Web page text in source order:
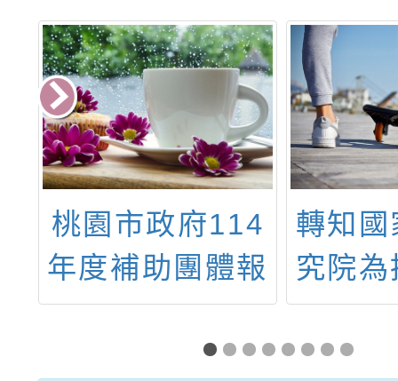
桃園市政府114
年度補助團體報
考客語能力認證
實施計畫
轉知
究院
部委
「原